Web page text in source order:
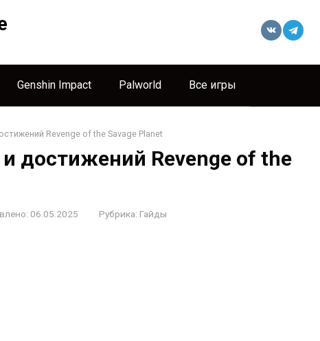
Genshin Impact Palworld Все игры
Revenge of the Savage Planet
достижений Revenge of the
06.05.2025 Рубрика: Гайды